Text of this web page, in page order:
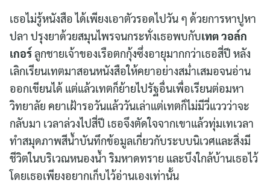
เธอไม่รู้หนังสือ ได้เพียงเอาตัวรอดไปวัน ๆ ด้วยการหาปูหา
ปลา ปรุงยาด้วยสมุนไพรจนกระทั่งเธอพบกับเทต วอล์ก
เกอร์ลูกชายเจ้าของเรือตกกุ้งซึ่งอายุมากกว่าเธอสี่ปี หลัง
เลิกเรียนเทตมาสอนหนังสือให้คยาอย่างสม่ำเสมอจนอ่าน
ออกเขียนได้ แต่แล้วเทตก็ย้ายไปรัฐอื่นเพื่อเรียนต่อมหา
วิทยาลัย คยาเฝ้ารอวันแล้ววันเล่าแต่เทตก็ไม่มีวี่แววว่าจะ
กลับมา เวลาล่วงไปสี่ปี เธอจึงตัดใจจากเขาแล้วทุ่มเทเวลา
ทำสมุดภาพสีน้ำบันทึกข้อมูลเกี่ยวกับระบบนิเวศและสิ่งมี
ชีวิตในบริเวณหนองน้ำ ริมหาดทราย และบึงใกล้บ้านเธอไว้
โดยเธอเพียงอยากเก็บไว้อ่านเองเท่านั้น